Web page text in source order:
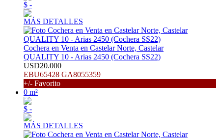
$ -
MÁS DETALLES
Cochera en Venta en Castelar Norte, Castelar
QUALITY 10 - Arias 2450 (Cochera SS22)
USD20.000
EBU65428 GA8055359
+/- Favorito
0 m²
$ -
MÁS DETALLES